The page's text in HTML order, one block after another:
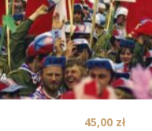
45,00 zł